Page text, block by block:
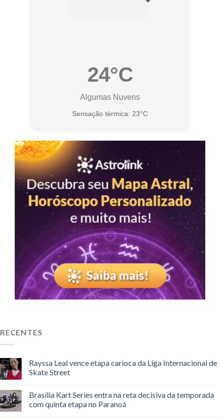
24°C
Algumas Nuvens
Sensação térmica: 23°C
RECENTES
Rayssa Leal vence etapa carioca da Liga Internacional de
Skate Street
Brasília Kart Series entra na reta decisiva da temporada
com quinta etapa no Paranoá